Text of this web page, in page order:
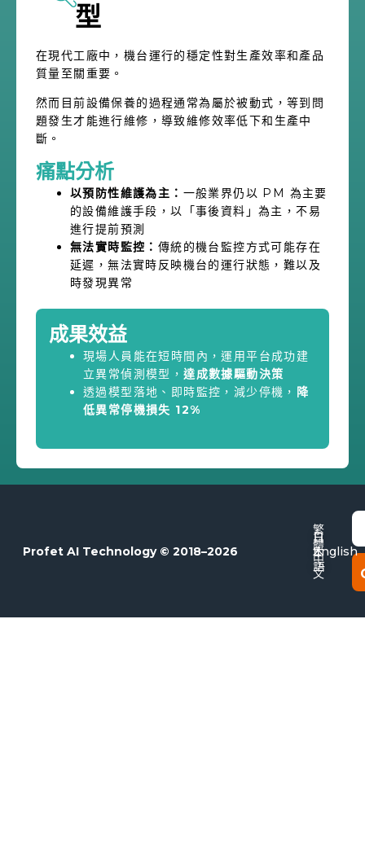
型
在現代工廠中，機台運行的穩定性對生產效率和產品
質量至關重要。
然而目前設備保養的過程通常為屬於被動式，等到問
題發生才能進行維修，導致維修效率低下和生產中
斷。
痛點分析
以預防性維護為主： 一般業界仍以 PM 為主要
的設備維護手段，以「事後資料」為主，不易
進行提前預測
無法實時監控： 傳統的機台監控方式可能存在
延遲，無法實時反映機台的運行狀態，難以及
時發現異常
成果效益
現場人員能在短時間內，運用平台成功建
立異常偵測模型，達成數據驅動決策
透過模型落地、即時監控，減少停機， 降
低異常停機損失 12%
English
繁
體
中
文
日
本
語
Profet AI Technology © 2018–2026